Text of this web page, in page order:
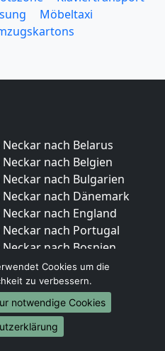
Möbeltaxi
nach Belarus
nach Belgien
nach Bulgarien
nach Dänemark
nach England
nach Portugal
nach Bosnien
nach Irland
nach Lettland
Neckar nach Zypern
nach Kroatien
Cookies um die
zu verbessern.
notwendige Cookies